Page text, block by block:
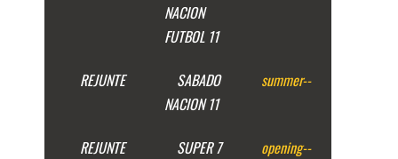
NACION
FUTBOL 11
REJUNTE
SABADO
NACION 11
summer--
REJUNTE
SUPER 7
opening--